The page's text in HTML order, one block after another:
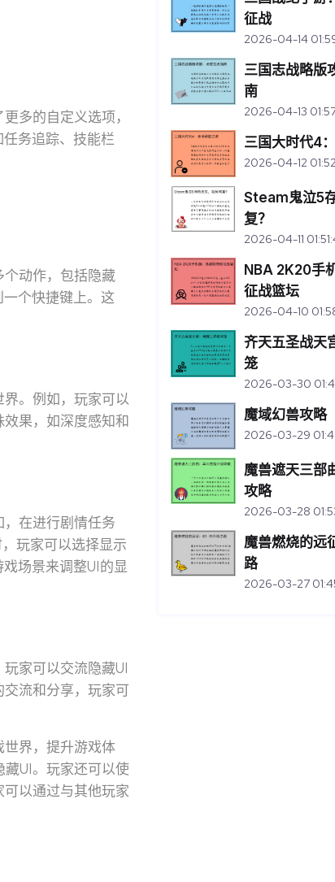
多的自定义选项，
务追踪、技能栏
动作，包括隐藏
个快捷键上。这
。例如，玩家可以
果，如深度感知和
在进行剧情任务
玩家可以选择显示
场景来调整UI的显
家可以交流隐藏UI
流和分享，玩家可
界，提升游戏体
UI。玩家还可以使
以通过与其他玩家
征战
2026-04-14
三国志战略版
南
2026-04-13
三国大时代4
2026-04-12
Steam鬼泣5
复？
2026-04-11
NBA 2K20手
征战篮坛
2026-04-10
齐天五圣战天
笼
2026-03-30
魔域幻兽攻略
2026-03-29
魔兽遮天三部
攻略
2026-03-28
魔兽燃烧的远
路
2026-03-27